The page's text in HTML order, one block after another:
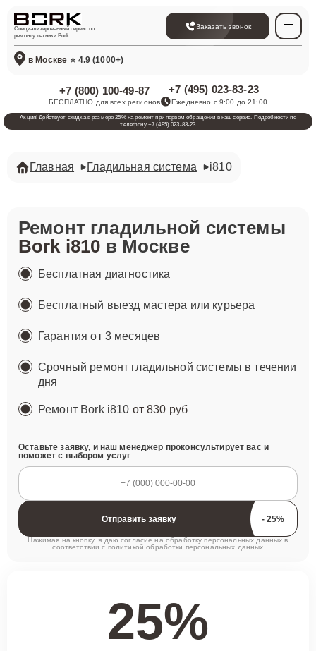
Специализированный сервис по
ремонту техники Bork
Заказать звонок
в Москве ⭐ 4.9 (1000+)
+7 (800) 100-49-87
БЕСПЛАТНО для всех регионов
+7 (495) 023-83-23
Ежедневно с 9:00 до 21:00
Акция! Действует скидка в размере 25% на ремонт при первом обращении в наш сервис. Подробности по
телефону +7 (495) 023-83-23
Главная Гладильная система i810
Ремонт гладильной системы
Bork i810 в Москве
Бесплатная диагностика
Бесплатный выезд мастера или курьера
Гарантия от 3 месяцев
Срочный ремонт гладильной системы в течении
дня
Ремонт Bork i810 от 830 руб
Оставьте заявку, и наш менеджер проконсультирует вас и
поможет с выбором услуг
Отправить заявку
Нажимая на кнопку, я даю согласие на обработку персональных данных в
соответствии с политикой обработки персональных данных
25%